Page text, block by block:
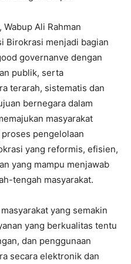
Ali Rahman
Birokrasi menjadi bagian
governanve dengan
publik, serta
terarah, sistematis dan
bernegara dalam
masyarakat
pengelolaan
yang reformis, efisien,
yang mampu menjawab
tengah masyarakat.
yang semakin
yang berkualitas tentu
dan penggunaan
secara elektronik dan